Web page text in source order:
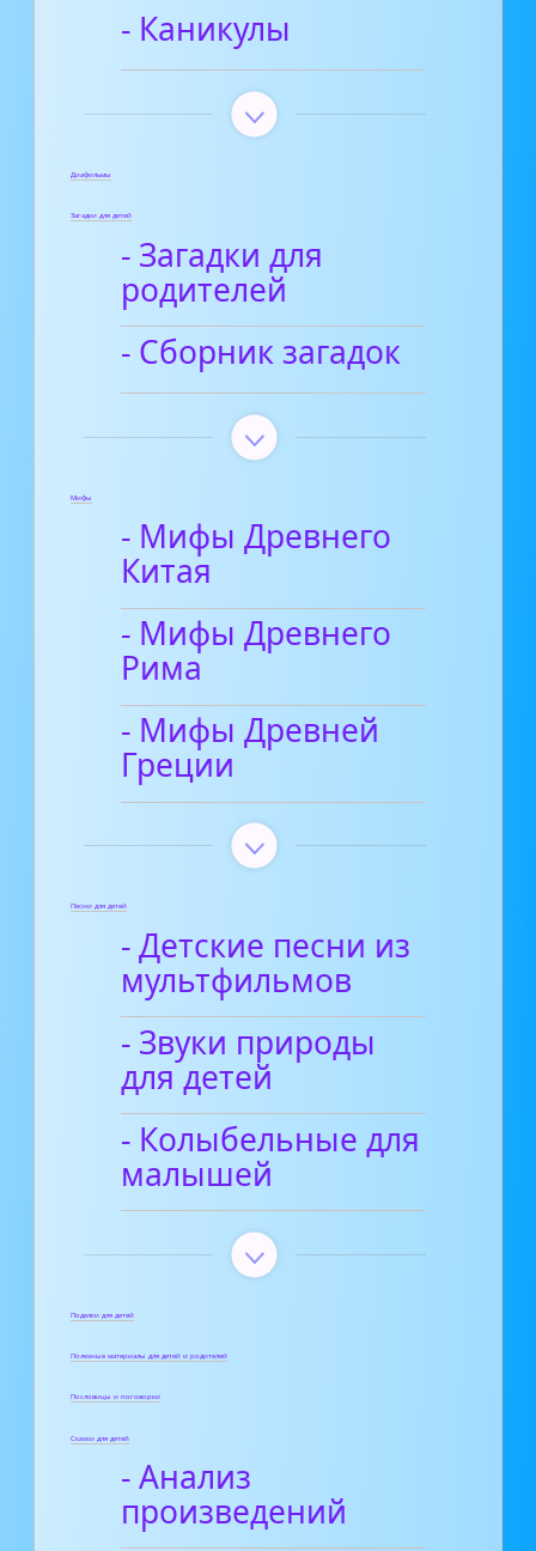
- Каникулы
Диафильмы
Загадки для детей
- Загадки для
родителей
- Сборник загадок
Мифы
- Мифы Древнего
Китая
- Мифы Древнего
Рима
- Мифы Древней
Греции
Песни для детей
- Детские песни из
мультфильмов
- Звуки природы
для детей
- Колыбельные для
малышей
Поделки для детей
Полезные материалы для детей и родителей
Пословицы и поговорки
Сказки для детей
- Анализ
произведений